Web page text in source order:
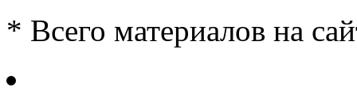
* Всего материалов на